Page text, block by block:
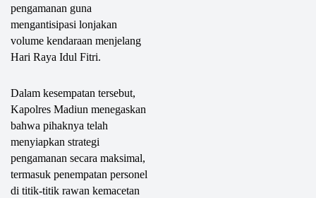
pengamanan guna
mengantisipasi lonjakan
volume kendaraan menjelang
Hari Raya Idul Fitri.
Dalam kesempatan tersebut,
Kapolres Madiun menegaskan
bahwa pihaknya telah
menyiapkan strategi
pengamanan secara maksimal,
termasuk penempatan personel
di titik-titik rawan kemacetan